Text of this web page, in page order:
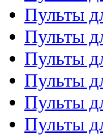
Пульты
Пульты
Пульты
Пульты
Пульты
Пульты